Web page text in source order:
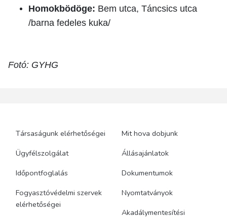
Homokbödöge: Bem utca, Táncsics utca
/barna fedeles kuka/
Fotó: GYHG
Társaságunk elérhetőségei
Ügyfélszolgálat
Időpontfoglalás
Fogyasztóvédelmi szervek
elérhetőségei
Mit hova dobjunk
Állásajánlatok
Dokumentumok
Nyomtatványok
Akadálymentesítési